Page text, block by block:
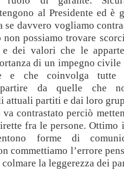
al Presidente ed è
se davvero vogliamo
possiamo trovare
e dei valori che le
di un impegno
e che coinvolga tutte
partire da quelle che
attuali partiti e dai loro
contrastato perciò
fra le persone. Ottimo
forme di
commettiamo l’errore
la leggerezza dei